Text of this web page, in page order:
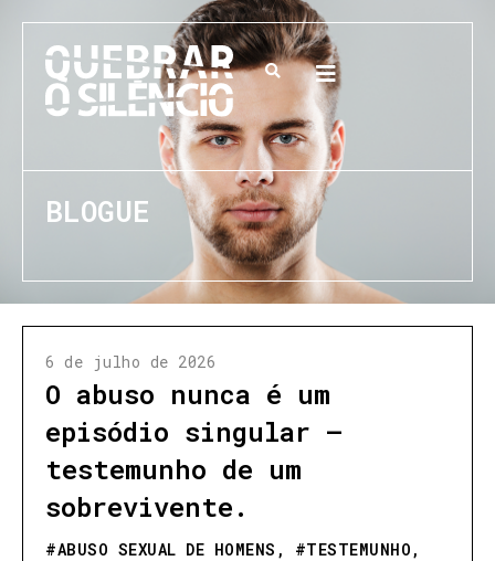
BLOGUE
6 de julho de 2026
O abuso nunca é um
episódio singular —
testemunho de um
sobrevivente.
#ABUSO SEXUAL DE HOMENS , #TESTEMUNHO ,